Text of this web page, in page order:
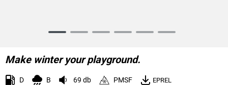
6
Make winter your playground.
D B 69 db PMSF EPREL